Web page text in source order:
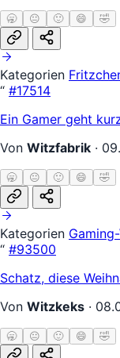
🥱 😐 🙂 😄 🤣
Kategorien
“ #17514
Ein Gamer geht
Von Witzfabrik ·
🥱 😐 🙂 😄 🤣
Kategorien
“ #93500
Schatz, diese
Von Witzkeks ·
🥱 😐 🙂 😄 🤣